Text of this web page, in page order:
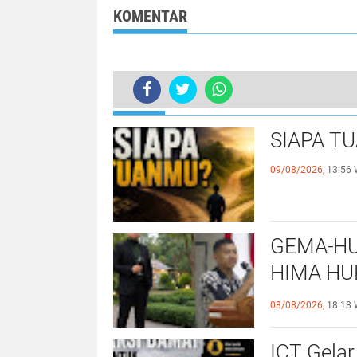
yang Ekstrem
KOMENTAR
Bhabinkamtibmas Polsek Cikeusik
TERKINI
SIAPA
09/08/2026, 13:56
GEMA-
HIMA
08/08/2026, 18:18